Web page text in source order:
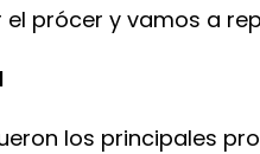
prócer y vamos a
los principales